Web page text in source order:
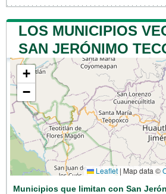
LOS MUNICIPIOS
SAN JERÓNIMO
+
−
Leaflet | Map data ©
Municipios que limitan con San